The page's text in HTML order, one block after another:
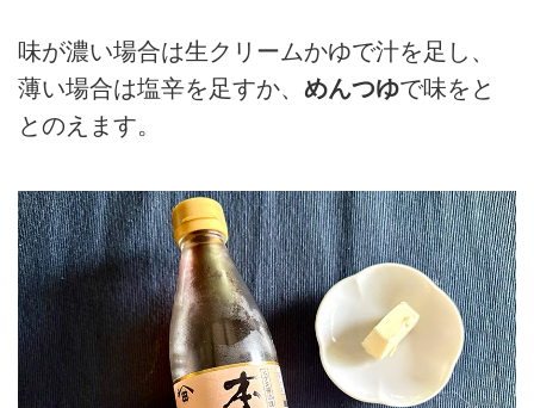
味が濃い場合は生クリームかゆで汁を足し、
薄い場合は塩辛を足すか、 めんつゆで味をと
とのえます。